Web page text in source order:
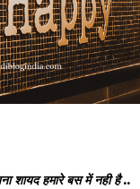
शायद हमारे बस में नही है ..